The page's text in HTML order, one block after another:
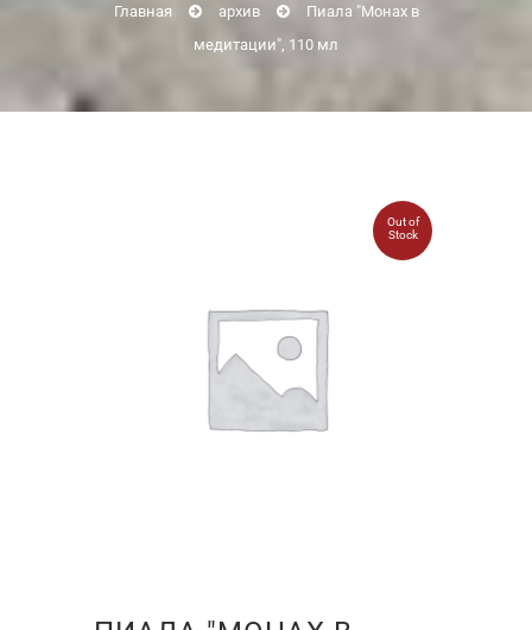
Главная архив
Пиала "Монах в
медитации", 110 мл
Out of
Stock